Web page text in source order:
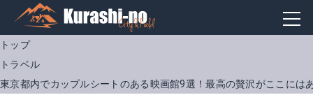
トップ
トラベル
東京都内でカップルシートのある映画館9選！最高の贅沢がここには